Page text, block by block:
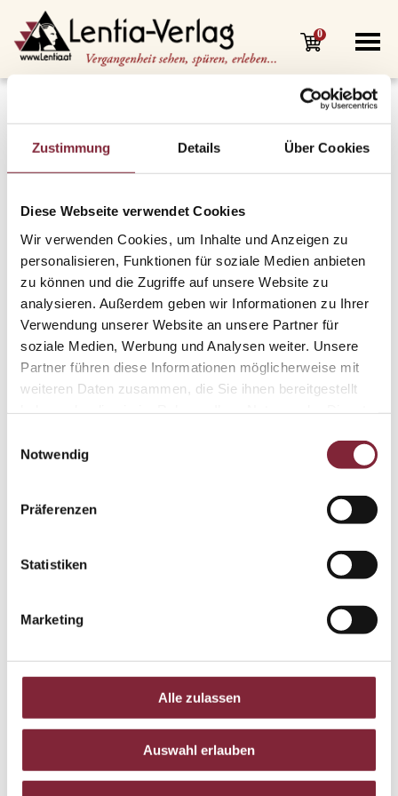
Zustimmung Details Über Cookies
Diese Webseite verwendet Cookies
Wir verwenden Cookies, um Inhalte und Anzeigen zu
personalisieren, Funktionen für soziale Medien anbieten
zu können und die Zugriffe auf unsere Website zu
analysieren. Außerdem geben wir Informationen zu Ihrer
Verwendung unserer Website an unsere Partner für
soziale Medien, Werbung und Analysen weiter. Unsere
Partner führen diese Informationen möglicherweise mit
weiteren Daten zusammen, die Sie ihnen bereitgestellt
Notwendig
Präferenzen
Statistiken
Marketing
Alle zulassen
Auswahl erlauben
0
HomeÜber uns Bücher Gutscheine
Zeitreisen
Materialsuche
Kontakt Impressum
Ein Kopieren und Verwenden der Bilder jeglicher Art bedarf der